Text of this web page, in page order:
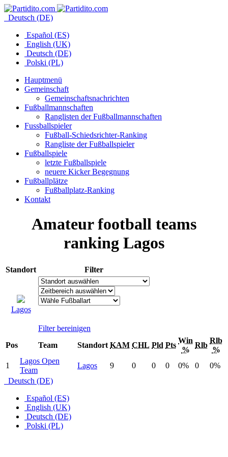
Deutsch (DE)
Español (ES)
English (UK)
Deutsch (DE)
Polski (PL)
Hauptmenü
Gemeinschaft
Gemeinschaftsnachrichten
Fußballmannschaften
Ranglisten der Fußballmannschaften
Fussballspieler
Fußball-Schiedsrichter-Ranking
Rangliste der Fußballspieler
Fußballspiele
letzte Fußballspiele
neuere Kicker Begegnung
Fußballplätze
Fußballplatz-Ranking
Kontakt
Amateur football teams
ranking Lagos
Standort Filter
Lagos
Filter bereinigen
Pos
Team Standort KAM CHL Pld Pts
Win
%
Rlb
Rlb
%
1
Lagos Open
Team
Lagos 9 0 0 0 0% 0
0%
Deutsch (DE)
Español (ES)
English (UK)
Deutsch (DE)
Polski (PL)